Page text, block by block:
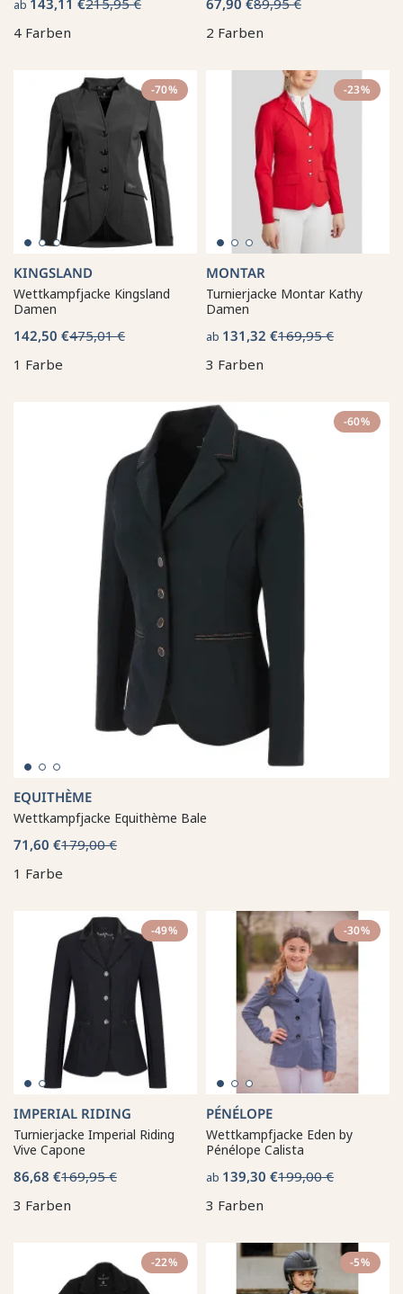
ab
4 Farben
2 Farben
-70%
KINGSLAND
Wettkampfjacke Kingsland
Damen
142,50 €475,01 €
1 Farbe
-23%
MONTAR
Turnierjacke Montar Kathy
Damen
ab 131,32 €169,95 €
3 Farben
-60%
EQUITHÈME
Wettkampfjacke Equithème Bale
71,60 €179,00 €
1 Farbe
-49%
IMPERIAL RIDING
Turnierjacke Imperial Riding
Vive Capone
86,68 €169,95 €
3 Farben
-30%
PÉNÉLOPE
Wettkampfjacke Eden by
Pénélope Calista
ab 139,30 €199,00 €
3 Farben
-22% -5%